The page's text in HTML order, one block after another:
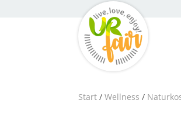
Start /Wellness /